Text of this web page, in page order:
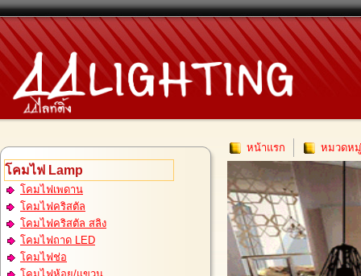
โคมไฟ Lamp
โคมไฟเพดาน
โคมไฟคริสตัล
โคมไฟคริสตัล สลิง
โคมไฟถาด LED
โคมไฟช่อ
หน้าแรก หมวดหมู่